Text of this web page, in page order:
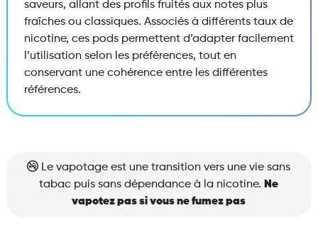
saveurs, allant des profils fruités aux notes plus
fraîches ou classiques. Associés à différents taux de
nicotine, ces pods permettent d’adapter facilement
l’utilisation selon les préférences, tout en
conservant une cohérence entre les différentes
références.
Le vapotage est une transition vers une vie sans
tabac puis sans dépendance à la nicotine. Ne
vapotez pas si vous ne fumez pas